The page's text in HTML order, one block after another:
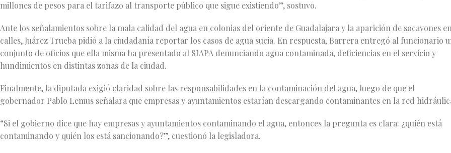
millones de pesos para el tarifazo al transporte público que sigue existiendo”, sostuvo.
Ante los señalamientos sobre la mala calidad del agua en colonias del oriente de Guadalajara y la aparición de socavones
calles, Juárez Trueba pidió a la ciudadanía reportar los casos de agua sucia. En respuesta, Barrera entregó al funcionario
conjunto de oficios que ella misma ha presentado al SIAPA denunciando agua contaminada, deficiencias en el servicio y
hundimientos en distintas zonas de la ciudad.
Finalmente, la diputada exigió claridad sobre las responsabilidades en la contaminación del agua, luego de que el
gobernador Pablo Lemus señalara que empresas y ayuntamientos estarían descargando contaminantes en la red
“Si el gobierno dice que hay empresas y ayuntamientos contaminando el agua, entonces la pregunta es clara: ¿quién está
contaminando y quién los está sancionando?”, cuestionó la legisladora.